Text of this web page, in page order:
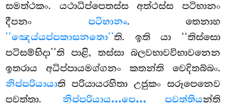
සමත්ථකං. යථාධිප්පෙතස්ස අත්ථස්ස පටිභානං
දීපනං පටිභානං. තෙනාහ
‘‘ඤෙය්යප්පකාසනතො’’ති. ඉති යා ‘‘තිස්සො
පටිසම්භිදා’’ති පාළි, තස්සා බලවභාවවිභාවනෙන
ඉතරාය අධිප්පායමග්ගනං කතන්ති වෙදිතබ්බං.
නිප්පරියායාති පරියායරහිතා උජුකං සරූපෙනෙව
පවත්තා. නිප්පරියාය…පෙ… පවත්තියන්ති